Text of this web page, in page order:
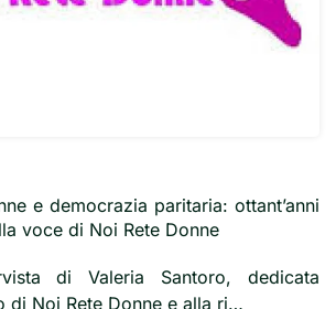
e democrazia paritaria: ottant’anni
voce di Noi Rete Donne
di Valeria Santoro, dedicata
di Noi Rete Donne e alla ri…